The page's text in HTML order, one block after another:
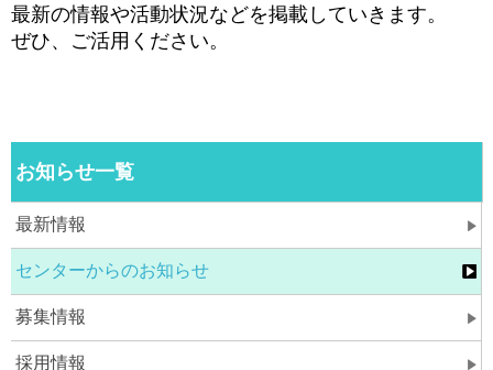
最新の情報や活動状況などを掲載していきます。
ぜひ、ご活用ください。
お知らせ一覧
最新情報
センターからのお知らせ
募集情報
採用情報